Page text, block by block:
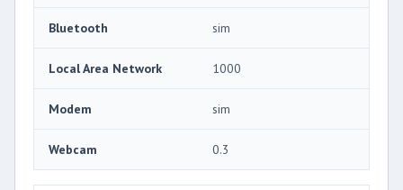
Bluetooth sim
Local Area Network 1000
Modem sim
Webcam 0.3